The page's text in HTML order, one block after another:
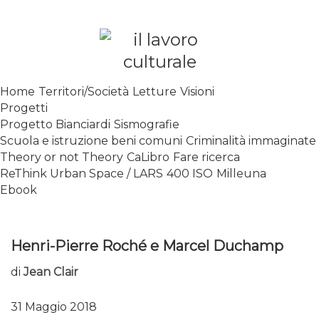
SPALANCARE LE FINESTRE DEI
CONTEMPORANEO
Home Territori/Società Letture Visioni
Progetti
Progetto Bianciardi Sismografie
Scuola e istruzione beni comuni Criminalità immaginate
Theory or not Theory CaLibro Fare ricerca
ReThink Urban Space / LARS 400 ISO Milleuna
Ebook
Henri-Pierre Roché e Marcel Duchamp
di Jean Clair
31 Maggio 2018